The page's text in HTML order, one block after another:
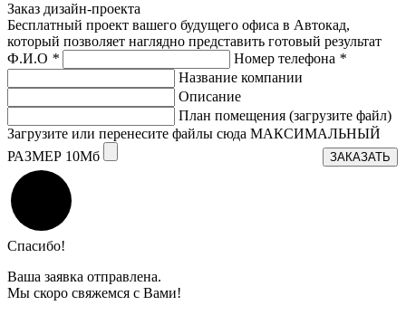
Заказ дизайн-проекта
Бесплатный проект вашего будущего офиса в Автокад,
который позволяет наглядно представить готовый результат
Ф.И.О * Номер телефона *
Название компании
Описание
План помещения (загрузите файл)
Загрузите или перенесите файлы сюда МАКСИМАЛЬНЫЙ
РАЗМЕР 10Мб
ЗАКАЗАТЬ
Спасибо!
Ваша заявка отправлена.
Мы скоро свяжемся с Вами!